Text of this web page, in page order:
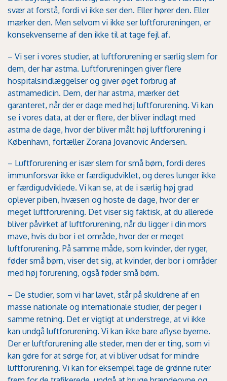
svær at forstå, fordi vi ikke ser den. Eller hører den. Eller
mærker den. Men selvom vi ikke ser luftforureningen, er
konsekvenserne af den ikke til at tage fejl af.
– Vi ser i vores studier, at luftforurening er særlig slem for
dem, der har astma. Luftforureningen giver flere
hospitalsindlæggelser og giver øget forbrug af
astmamedicin. Dem, der har astma, mærker det
garanteret, når der er dage med høj luftforurening. Vi kan
se i vores data, at der er flere, der bliver indlagt med
astma de dage, hvor der bliver målt høj luftforurening i
København, fortæller Zorana Jovanovic Andersen.
– Luftforurening er især slem for små børn, fordi deres
immunforsvar ikke er færdigudviklet, og deres lunger ikke
er færdigudviklede. Vi kan se, at de i særlig høj grad
oplever piben, hvæsen og hoste de dage, hvor der er
meget luftforurening. Det viser sig faktisk, at du allerede
bliver påvirket af luftforurening, når du ligger i din mors
mave, hvis du bor i et område, hvor der er meget
luftforurening. På samme måde, som kvinder, der ryger,
føder små børn, viser det sig, at kvinder, der bor i områder
med høj forurening, også føder små børn.
– De studier, som vi har lavet, står på skuldrene af en
masse nationale og internationale studier, der peger i
samme retning. Det er vigtigt at understrege, at vi ikke
kan undgå luftforurening. Vi kan ikke bare aflyse byerne.
Der er luftforurening alle steder, men der er ting, som vi
kan gøre for at sørge for, at vi bliver udsat for mindre
luftforurening. Vi kan for eksempel tage de grønne ruter